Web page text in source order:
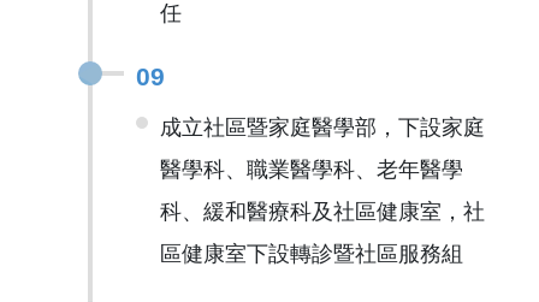
任
09
成立社區暨家庭醫學部，下設家庭
醫學科、職業醫學科、老年醫學
科、緩和醫療科及社區健康室，社
區健康室下設轉診暨社區服務組